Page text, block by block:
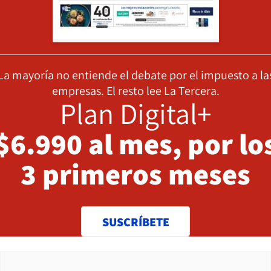
mayoría no entiende el debate por el impuesto a
empresas. El resto lee La Tercera.
Plan Digital+
al mes, por
3 primeros meses
SUSCRÍBETE